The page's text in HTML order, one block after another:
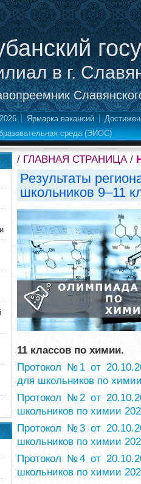
в г.
Ярмарка вакансий
среда (ЭИОС)
/ ГЛАВНАЯ СТРАНИЦА/
Результаты
школьников 9–11
11 классов по химии.
Протокол №1 от
для школьников по
Протокол №2 от
школьников по химии
Протокол №3 от
школьников по химии
Протокол №4 от
школьников по химии